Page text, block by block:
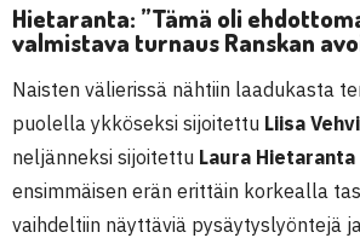
Hietaranta: ”Tämä oli
valmistava turnaus Ranskan
Naisten välierissä nähtiin laadukasta
puolella ykköseksi sijoitettu Liisa
neljänneksi sijoitettu Laura Hietaranta
ensimmäisen erän erittäin korkealla
vaihdeltiin näyttäviä pysäytyslyöntejä